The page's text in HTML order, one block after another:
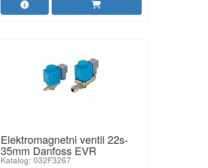
Elektromagnetni ventil 22s-
35mm Danfoss EVR
Katalog: 032F3267